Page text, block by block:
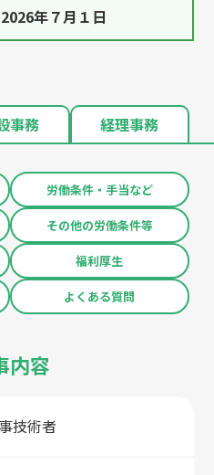
年７月１日
事務 経理事務
労働条件・手当など
その他の労働条件等
福利厚生
よくある質問
内容
技術者